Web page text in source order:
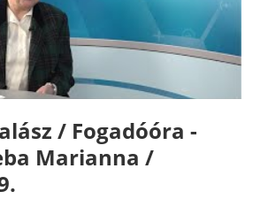
/ Fogadóóra -
Marianna /